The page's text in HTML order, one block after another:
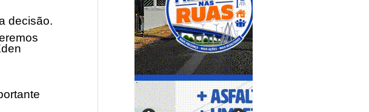
decisão.